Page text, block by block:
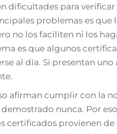
dificultades para
problemas es
no los faciliten ni los
es que algunos
al día. Si presentan
afirman cumplir con la
nunca. Por
certificados provienen